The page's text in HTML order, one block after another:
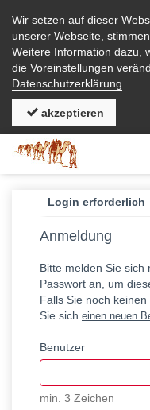
Wir setzen auf dieser
unserer Webseite,
Weitere Information dazu,
die Voreinstellungen
Datenschutzerklärung
akzeptieren
Login erforderlich
Anmeldung
Bitte melden Sie sich
Passwort an, um
Falls Sie noch
Sie sich einen neuen
Benutzer
min. 3 Zeichen